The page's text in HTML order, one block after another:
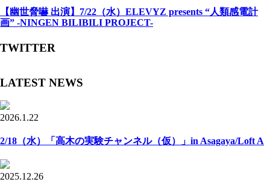
【幽世脅嚇 出演】7/22（水）ELEVYZ presents “人類感電計
画” -NINGEN BILIBILI PROJECT-
TWITTER
LATEST NEWS
2026.1.22
2/18（水）「高木の実験チャンネル（仮）」in Asagaya/Loft A
2025.12.26